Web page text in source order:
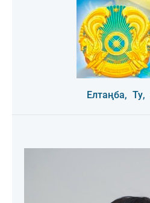
Елтаңба, Ту,